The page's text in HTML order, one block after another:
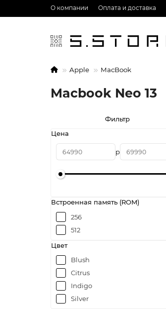
О компании Оплата и доставка
Apple MacBook
Macbook Neo 13
Фильтр
Цена
р
Встроенная память (ROM)
256
512
Цвет
Blush
Citrus
Indigo
Silver